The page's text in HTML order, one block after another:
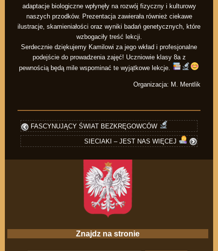
adaptacje biologiczne wpłynęły na rozwój fizyczny i kulturowy
naszych przodków. Prezentacja zawierała również ciekawe
ilustracje, skamieniałości oraz wyniki badań genetycznych, które
wzbogaciły treść lekcji.
Serdecznie dziękujemy Kamilowi za jego wkład i profesjonalne
podejście do prowadzenia zajęć! Uczniowie klasy 8a z
pewnością będą mile wspominać te wyjątkowe lekcje.
Organizacja: M. Mentlik
FASCYNUJĄCY ŚWIAT BEZKRĘGOWCÓW
SIECIAKI – JEST NAS WIĘCEJ
Znajdz na stronie